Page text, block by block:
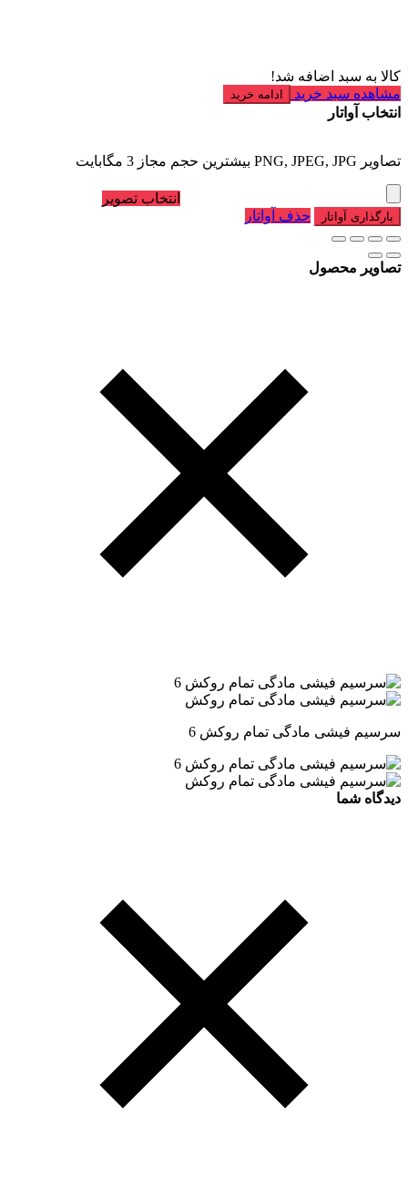
کالا به سبد اضافه شد!
مشاهده سبد خرید
ادامه خرید
انتخاب آواتار
تصاویر PNG, JPEG, JPG بیشترین حجم مجاز 3 مگابایت
انتخاب تصویر
بارگذاری آواتار حذف آواتار
تصاویر محصول
سرسیم فیشی مادگی تمام روکش 6
دیدگاه شما